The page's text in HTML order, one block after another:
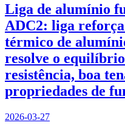
Liga de alumínio
ADC2: liga
térmico de
resolve o
resistência, boa
propriedades de
2026-03-27